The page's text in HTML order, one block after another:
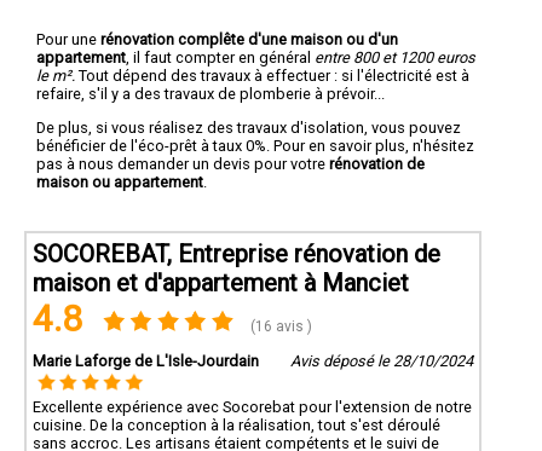
Pour une rénovation complête d'une maison ou d'un
appartement , il faut compter en général entre 800 et 1200 euros
le m². Tout dépend des travaux à effectuer : si l'électricité est à
refaire, s'il y a des travaux de plomberie à prévoir...
De plus, si vous réalisez des travaux d'isolation, vous pouvez
bénéficier de l'éco-prêt à taux 0%. Pour en savoir plus, n'hésitez
pas à nous demander un devis pour votre rénovation de
maison ou appartement
SOCOREBAT, Entreprise rénovation de
maison et d'appartement à Manciet
4.8 (16 avis )
Marie Laforge de L'Isle-Jourdain Avis déposé le 28/10/2024
Excellente expérience avec Socorebat pour l'extension de notre
cuisine. De la conception à la réalisation, tout s'est déroulé
sans accroc. Les artisans étaient compétents et le suivi de